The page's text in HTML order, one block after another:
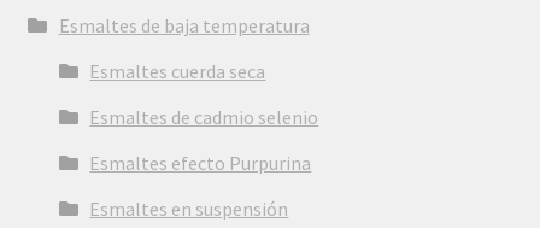
Esmaltes de baja temperatura
Esmaltes cuerda seca
Esmaltes de cadmio selenio
Esmaltes efecto Purpurina
Esmaltes en suspensión